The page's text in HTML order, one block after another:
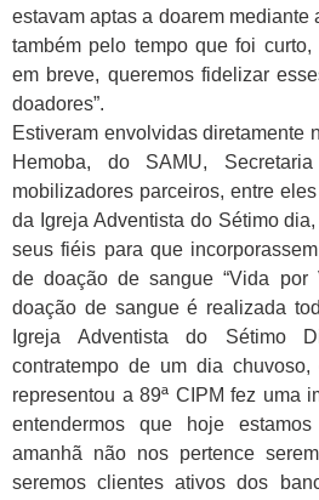
estavam aptas a doarem mediante
também pelo tempo que foi
em breve, queremos fidelizar
doadores”.
Estiveram envolvidas diretamente
Hemoba, do SAMU,
mobilizadores parceiros, entre
da Igreja Adventista do Sétimo
seus fiéis para que
de doação de sangue “Vida por
doação de sangue é realizada
Igreja Adventista do Sétimo
contratempo de um dia
representou a 89ª CIPM fez uma
entendermos que hoje
amanhã não nos pertence
seremos clientes ativos dos